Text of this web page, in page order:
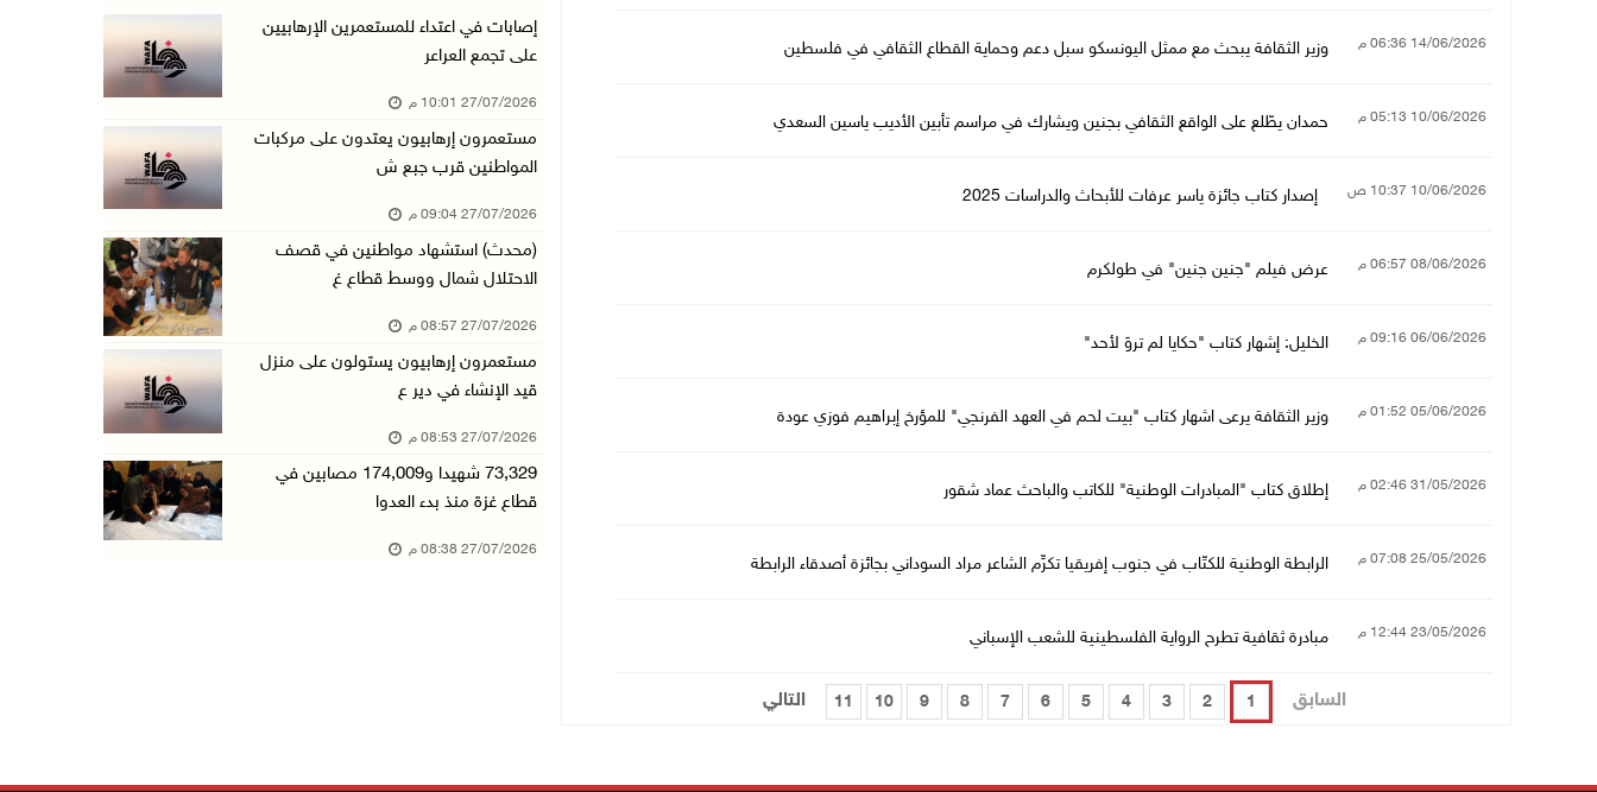
14/06/2026 06:36 م وزير الثقافة يبحث مع ممثل اليونسكو سبل دعم وحماية القطاع الثقافي في فلسطين
10/06/2026 05:13 م حمدان يطّلع على الواقع الثقافي بجنين ويشارك في مراسم تأبين الأديب ياسين السعدي
10/06/2026 10:37 ص إصدار كتاب جائزة ياسر عرفات للأبحاث والدراسات 2025
08/06/2026 06:57 م عرض فيلم "جنين جنين" في طولكرم
06/06/2026 09:16 م الخليل: إشهار كتاب "حكايا لم تروَ لأحد"
05/06/2026 01:52 م وزير الثقافة يرعى اشهار كتاب "بيت لحم في العهد الفرنجي" للمؤرخ إبراهيم فوزي عودة
31/05/2026 02:46 م إطلاق كتاب "المبادرات الوطنية" للكاتب والباحث عماد شقور
25/05/2026 07:08 م الرابطة الوطنية للكتّاب في جنوب إفريقيا تكرِّم الشاعر مراد السوداني بجائزة أصدقاء الرابطة
23/05/2026 12:44 م مبادرة ثقافية تطرح الرواية الفلسطينية للشعب الإسباني
السابق 1
2
3
4
5
6
7
8
9
10
11 التالي
إصابات في اعتداء للمستعمرين الإرهابيين
على تجمع العراعر
27/07/2026 10:01 م
مستعمرون إرهابيون يعتدون على مركبات
المواطنين قرب جبع ش
27/07/2026 09:04 م
(محدث) استشهاد مواطنين في قصف
الاحتلال شمال ووسط قطاع غ
27/07/2026 08:57 م
مستعمرون إرهابيون يستولون على منزل
قيد الإنشاء في دير ع
27/07/2026 08:53 م
73,329 شهيدا و174,009 مصابين في
قطاع غزة منذ بدء العدوا
27/07/2026 08:38 م